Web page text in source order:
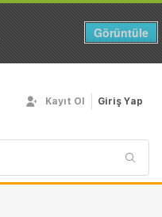
Görüntüle
Kayıt Ol Giriş Yap